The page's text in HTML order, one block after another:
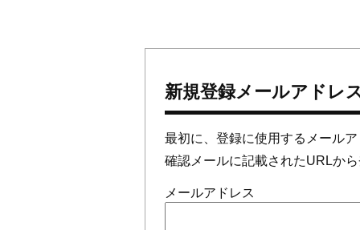
新規登録メールアドレ
最初に、登録に使用するメール
確認メールに記載されたURLか
メールアドレス